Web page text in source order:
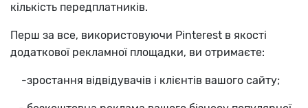
кількість передплатників.
Перш за все, використовуючи Pinterest в якості
додаткової рекламної площадки, ви отримаєте:
-зростання відвідувачів і клієнтів вашого сайту;